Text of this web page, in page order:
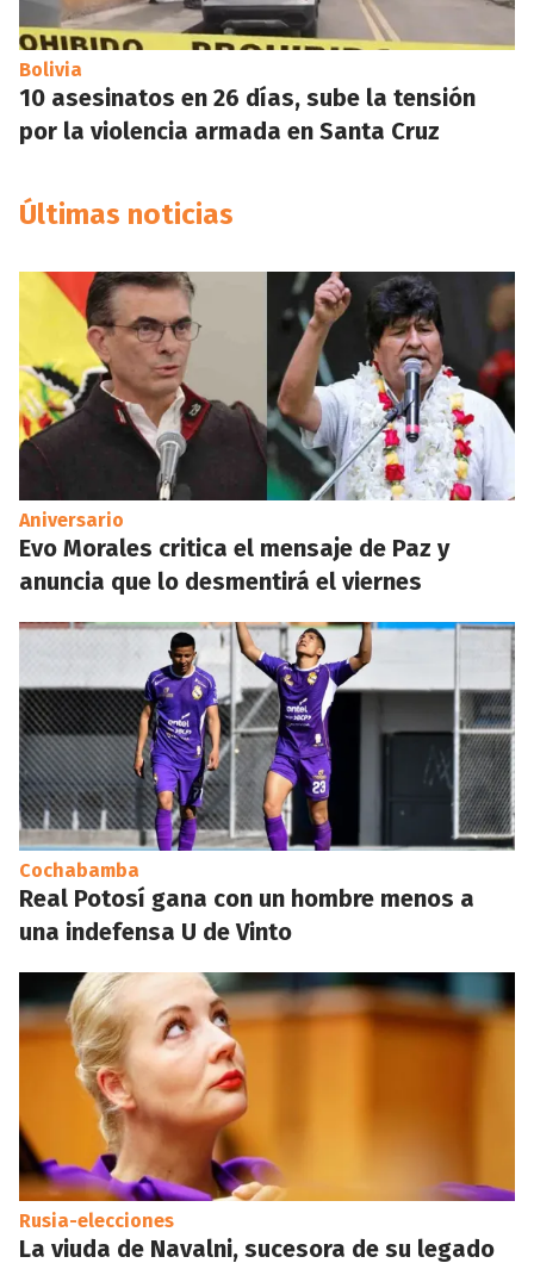
Bolivia
10 asesinatos en 26 días, sube la tensión
por la violencia armada en Santa Cruz
Últimas noticias
Aniversario
Evo Morales critica el mensaje de Paz y
anuncia que lo desmentirá el viernes
Cochabamba
Real Potosí gana con un hombre menos a
una indefensa U de Vinto
Rusia-elecciones
La viuda de Navalni, sucesora de su legado